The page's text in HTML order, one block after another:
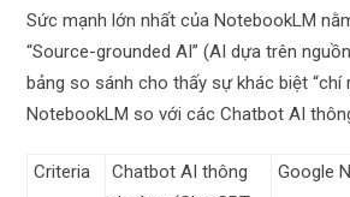
Sức mạnh lớn nhất của NotebookLM
“Source-grounded AI” (AI dựa trên
bảng so sánh cho thấy sự khác biệt “chí
NotebookLM so với các Chatbot AI
Criteria
Chatbot AI thông
Google